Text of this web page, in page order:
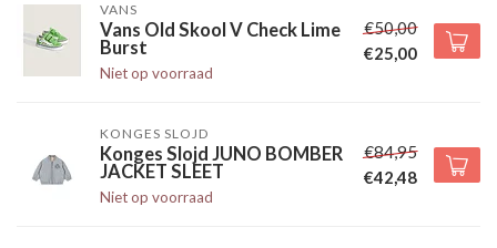
VANS
Vans Old Skool V Check Lime
Burst
Niet op voorraad
€50,00
€25,00
KONGES SLOJD
Konges Slojd JUNO BOMBER
JACKET SLEET
Niet op voorraad
€84,95
€42,48